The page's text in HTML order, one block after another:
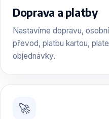
Doprava a platby
Nastavíme dopravu,
převod, platbu kartou,
objednávky.
🚀